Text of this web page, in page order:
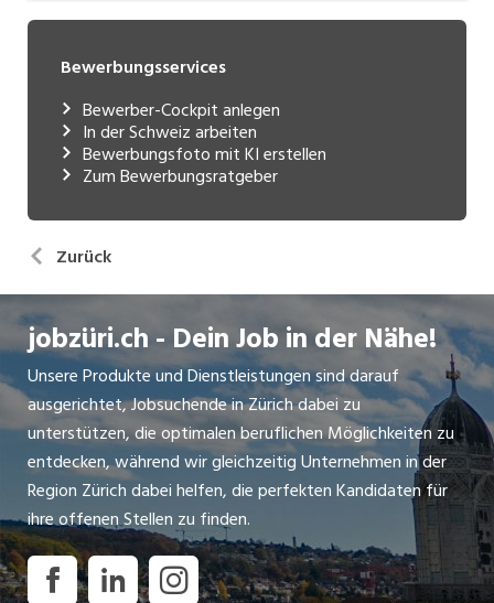
Bewerbungsservices
Bewerber-Cockpit anlegen
In der Schweiz arbeiten
Bewerbungsfoto mit KI erstellen
Zum Bewerbungsratgeber
Zurück
jobzüri.ch - Dein Job in der Nähe!
Unsere Produkte und Dienstleistungen sind darauf
ausgerichtet, Jobsuchende in Zürich dabei zu
unterstützen, die optimalen beruflichen Möglichkeiten zu
entdecken, während wir gleichzeitig Unternehmen in der
Region Zürich dabei helfen, die perfekten Kandidaten für
ihre offenen Stellen zu finden.